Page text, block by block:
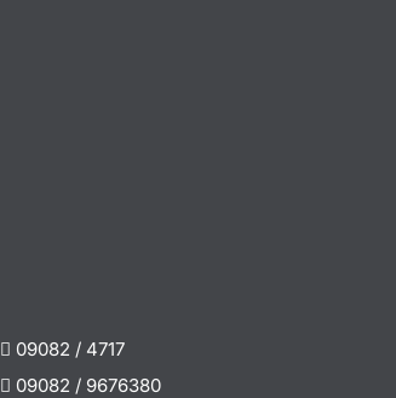
09082 / 4717
09082 / 9676380